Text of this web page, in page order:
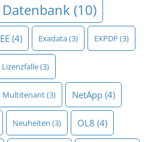
Datenbank (10)
EE (4) Exadata(3) EXPDP (3)
Lizenzfalle(3)
Multitenant(3) NetApp (4)
Neuheiten (3) OL8 (4)